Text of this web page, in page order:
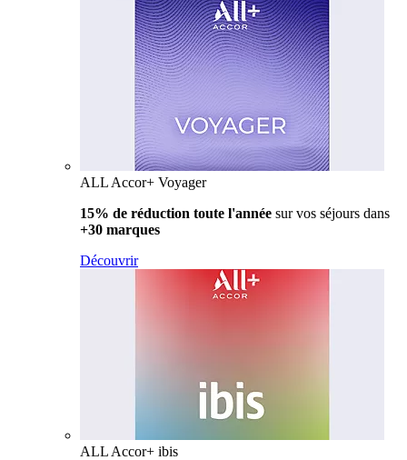
ALL Accor+ Voyager
15% de réduction toute l'année sur vos séjours dans
+30 marques
Découvrir
ALL Accor+ ibis